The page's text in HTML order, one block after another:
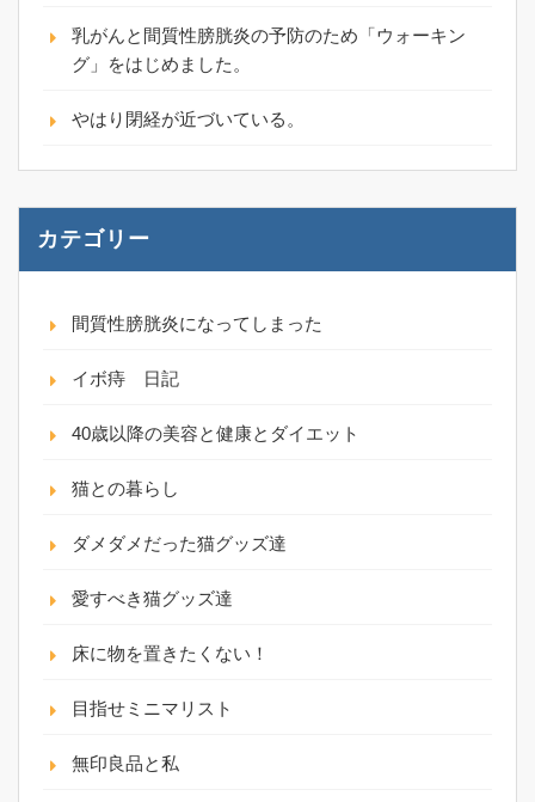
乳がんと間質性膀胱炎の予防のため「ウォーキン
グ」をはじめました。
やはり閉経が近づいている。
カテゴリー
間質性膀胱炎になってしまった
イボ痔 日記
40歳以降の美容と健康とダイエット
猫との暮らし
ダメダメだった猫グッズ達
愛すべき猫グッズ達
床に物を置きたくない！
目指せミニマリスト
無印良品と私